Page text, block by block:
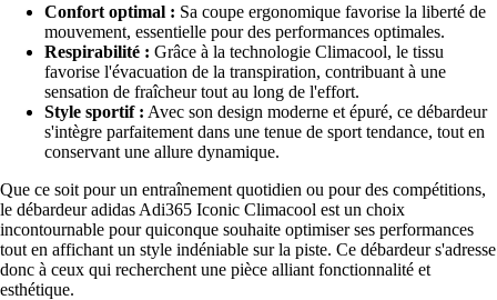
Confort optimal : Sa coupe ergonomique favorise la liberté de
mouvement, essentielle pour des performances optimales.
Respirabilité : Grâce à la technologie Climacool, le tissu
favorise l'évacuation de la transpiration, contribuant à une
sensation de fraîcheur tout au long de l'effort.
Style sportif : Avec son design moderne et épuré, ce débardeur
s'intègre parfaitement dans une tenue de sport tendance, tout en
conservant une allure dynamique.
Que ce soit pour un entraînement quotidien ou pour des compétitions,
le débardeur adidas Adi365 Iconic Climacool est un choix
incontournable pour quiconque souhaite optimiser ses performances
tout en affichant un style indéniable sur la piste. Ce débardeur s'adresse
donc à ceux qui recherchent une pièce alliant fonctionnalité et
esthétique.